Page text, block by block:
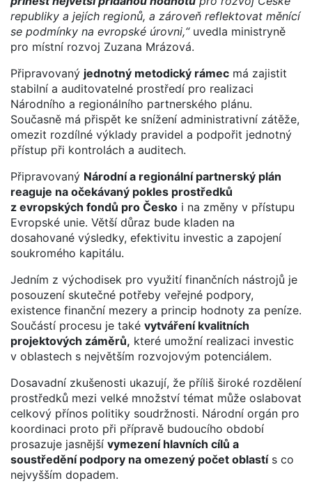
republiky a jejích regionů, a zároveň reflektovat měnící
se podmínky na evropské úrovni,“uvedla ministryně
pro místní rozvoj Zuzana Mrázová.
Připravovaný jednotný metodický rámec má zajistit
stabilní a auditovatelné prostředí pro realizaci
Národního a regionálního partnerského plánu.
Současně má přispět ke snížení administrativní zátěže,
omezit rozdílné výklady pravidel a podpořit jednotný
přístup při kontrolách a auditech.
Připravovaný Národní a regionální partnerský plán
reaguje na očekávaný pokles prostředků
z evropských fondů pro Česko i na změny v přístupu
Evropské unie. Větší důraz bude kladen na
dosahované výsledky, efektivitu investic a zapojení
soukromého kapitálu.
Jedním z východisek pro využití finančních nástrojů je
posouzení skutečné potřeby veřejné podpory,
existence finanční mezery a princip hodnoty za peníze.
Součástí procesu je také vytváření kvalitních
projektových záměrů, které umožní realizaci investic
v oblastech s největším rozvojovým potenciálem.
Dosavadní zkušenosti ukazují, že příliš široké rozdělení
prostředků mezi velké množství témat může oslabovat
celkový přínos politiky soudržnosti. Národní orgán pro
koordinaci proto při přípravě budoucího období
prosazuje jasnější vymezení hlavních cílů a
soustředění podpory na omezený počet oblastís co
nejvyšším dopadem.